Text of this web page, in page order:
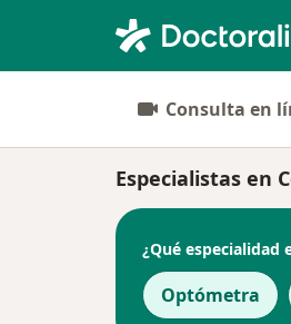
Consulta en
Especialistas en
¿Qué especialidad
Optómetra